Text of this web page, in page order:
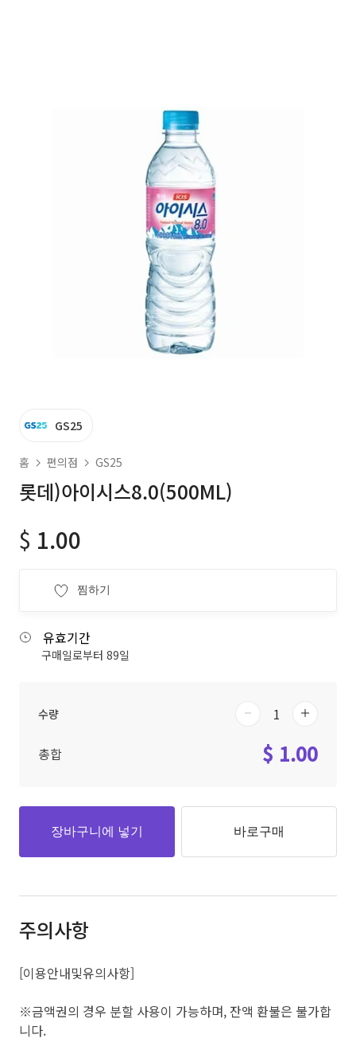
GS25
홈 편의점 GS25
롯데)아이시스8.0(500ML)
$ 1.00
찜하기
유효기간
구매일로부터 89일
수량
총합 $ 1.00
장바구니에 넣기 바로구매
주의사항
[이용안내및유의사항]
※금액권의 경우 분할 사용이 가능하며, 잔액 환불은 불가합
니다.